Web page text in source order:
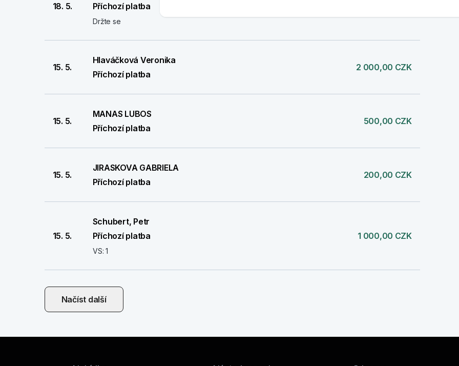
18. 5.
Příchozí platba
Držte se
15. 5.
Hlaváčková Veronika
Příchozí platba
2 000,00 CZK
15. 5.
MANAS LUBOS
Příchozí platba
500,00 CZK
15. 5.
JIRASKOVA GABRIELA
Příchozí platba
200,00 CZK
15. 5.
Schubert, Petr
Příchozí platba
VS: 1
1 000,00 CZK
Načíst další